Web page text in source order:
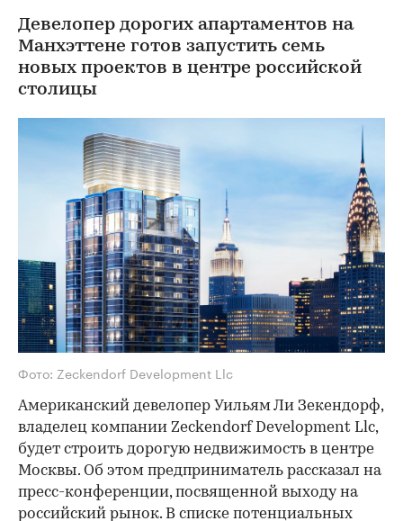
Девелопер дорогих апартаментов на
Манхэттене готов запустить семь
новых проектов в центре российской
столицы
Фото: Zeckendorf Development Llc
Американский девелопер Уильям Ли Зекендорф,
владелец компании Zeckendorf Development Llc,
будет строить дорогую недвижимость в центре
Москвы. Об этом предприниматель рассказал на
пресс-конференции, посвященной выходу на
российский рынок. В списке потенциальных